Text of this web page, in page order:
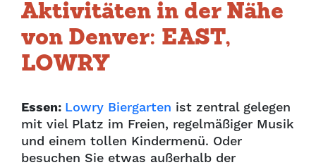
Aktivitäten in der Nähe
von Denver: EAST,
LOWRY
Essen: Lowry Biergarten ist zentral gelegen
mit viel Platz im Freien, regelmäßiger Musik
und einem tollen Kindermenü. Oder
besuchen Sie etwas außerhalb der